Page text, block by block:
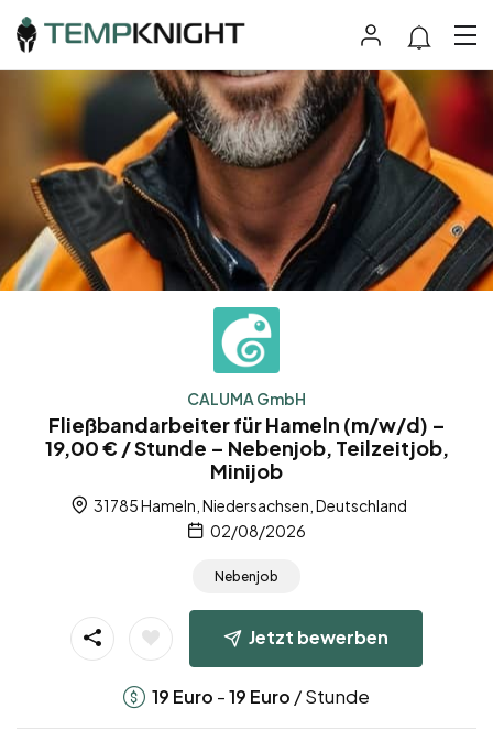
CALUMA GmbH
Fließbandarbeiter für Hameln (m/w/d) –
19,00 € / Stunde – Nebenjob, Teilzeitjob,
Minijob
31785 Hameln, Niedersachsen, Deutschland
02/08/2026
Nebenjob
Jetzt bewerben
19 Euro -19 Euro / Stunde